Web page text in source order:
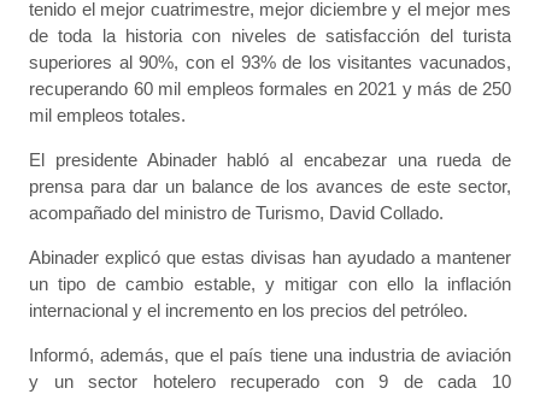
tenido el mejor cuatrimestre, mejor diciembre y el mejor mes
de toda la historia con niveles de satisfacción del turista
superiores al 90%, con el 93% de los visitantes vacunados,
recuperando 60 mil empleos formales en 2021 y más de 250
mil empleos totales.
El presidente Abinader habló al encabezar una rueda de
prensa para dar un balance de los avances de este sector,
acompañado del ministro de Turismo, David Collado.
Abinader explicó que estas divisas han ayudado a mantener
un tipo de cambio estable, y mitigar con ello la inflación
internacional y el incremento en los precios del petróleo.
Informó, además, que el país tiene una industria de aviación
y un sector hotelero recuperado con 9 de cada 10